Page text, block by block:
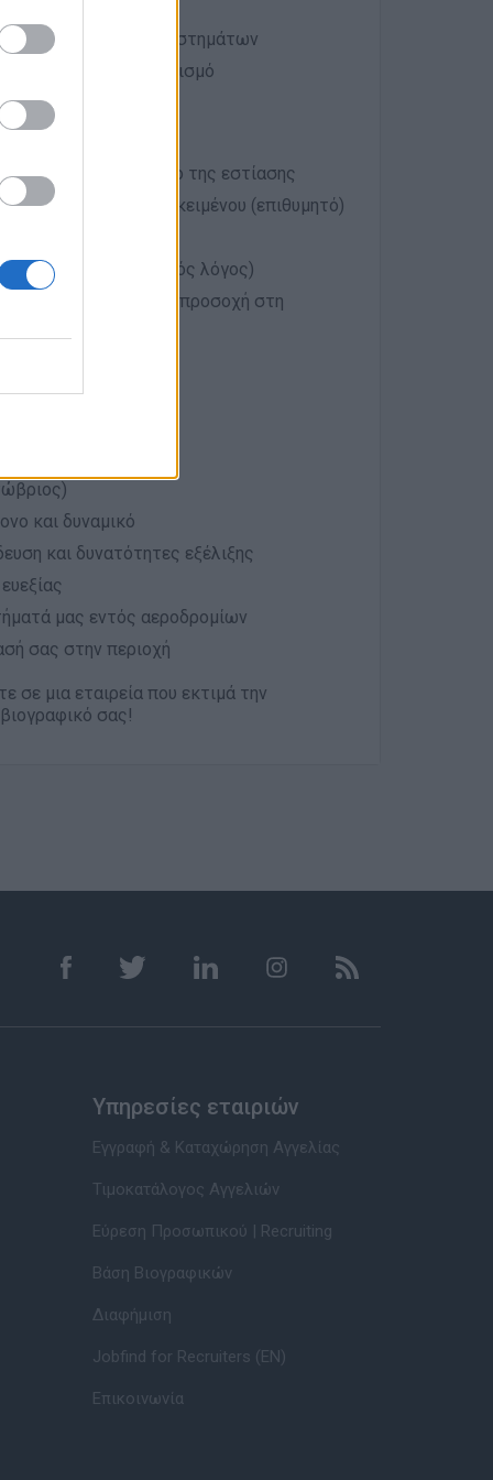
και παύσης καταστημάτων
και τον ανταγωνισμό
προτίμηση στον χώρο της εστίασης
ή συναφούς αντικειμένου (επιθυμητό)
και προφορικός λόγος)
πρωτοβουλία, προσοχή στη
στο αεροδρόμιο
και δυναμικό
και δυνατότητες εξέλιξης
μας εντός αεροδρομίων
σας στην περιοχή
σε μια εταιρεία που εκτιμά την
σας!
Υπηρεσίες εταιριών
Εγγραφή & Καταχώρηση Αγγελίας
Τιμοκατάλογος Αγγελιών
Εύρεση Προσωπικού | Recruiting
Βάση Βιογραφικών
Διαφήμιση
Jobfind for Recruiters (EN)
Επικοινωνία